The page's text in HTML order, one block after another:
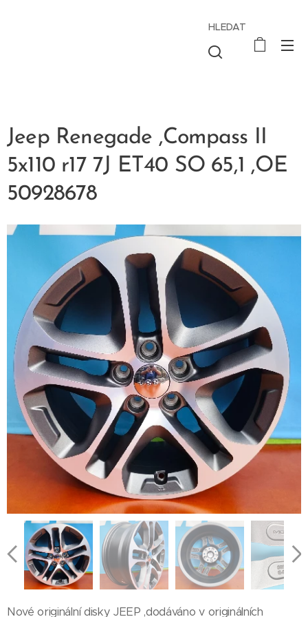
HLEDAT
Jeep Renegade ,Compass II
5x110 r17 7J ET40 SO 65,1 ,OE
50928678
Nové originální disky JEEP ,dodáváno v originálních